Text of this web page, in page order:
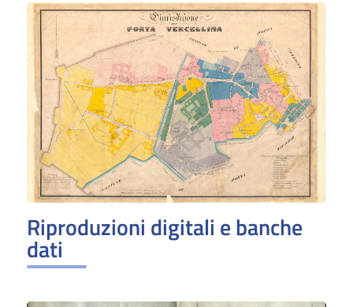
Riproduzioni digitali e banche
dati